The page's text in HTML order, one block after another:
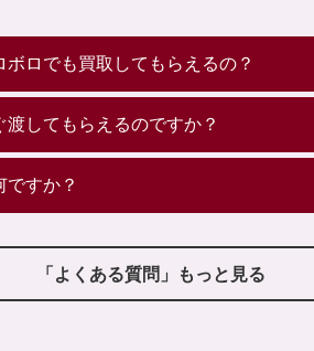
ボロでも買取してもらえるの？
渡してもらえるのですか？
ですか？
「よくある質問」もっと見る